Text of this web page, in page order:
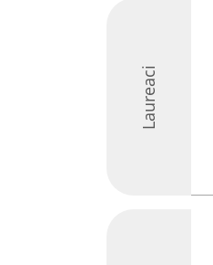
Laureaci